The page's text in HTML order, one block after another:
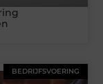
BEDRIJFSVOERING